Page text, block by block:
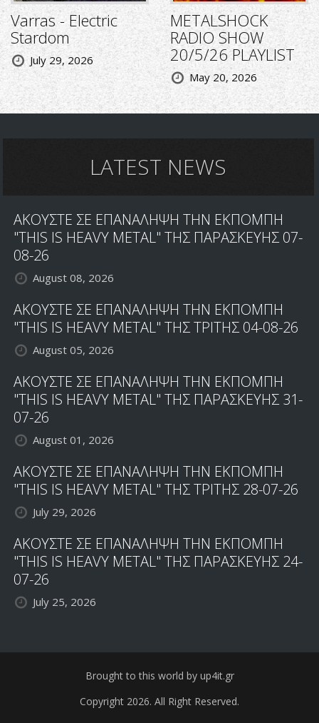
Varras - Electric
Stardom
July 29, 2026
METALSHOCK
RADIO SHOW
20/5/26 PLAYLIST
May 20, 2026
LATEST NEWS
ΑΚΟΥΣΤΕ ΣΕ ΕΠΑΝΑΛΗΨΗ ΤΗΝ ΕΚΠΟΜΠΗ
"THIS IS HEAVY METAL" ΤΗΣ ΠΑΡΑΣΚΕΥΗΣ 07-
08-26
August 08, 2026
ΑΚΟΥΣΤΕ ΣΕ ΕΠΑΝΑΛΗΨΗ ΤΗΝ ΕΚΠΟΜΠΗ
"THIS IS HEAVY METAL" ΤΗΣ ΤΡΙΤΗΣ 04-08-26
August 05, 2026
ΑΚΟΥΣΤΕ ΣΕ ΕΠΑΝΑΛΗΨΗ ΤΗΝ ΕΚΠΟΜΠΗ
"THIS IS HEAVY METAL" ΤΗΣ ΠΑΡΑΣΚΕΥΗΣ 31-
07-26
August 01, 2026
ΑΚΟΥΣΤΕ ΣΕ ΕΠΑΝΑΛΗΨΗ ΤΗΝ ΕΚΠΟΜΠΗ
"THIS IS HEAVY METAL" ΤΗΣ ΤΡΙΤΗΣ 28-07-26
July 29, 2026
ΑΚΟΥΣΤΕ ΣΕ ΕΠΑΝΑΛΗΨΗ ΤΗΝ ΕΚΠΟΜΠΗ
"THIS IS HEAVY METAL" ΤΗΣ ΠΑΡΑΣΚΕΥΗΣ 24-
07-26
July 25, 2026
Brought to this world by up4it.gr
Copyright 2026. All Right Reserved.